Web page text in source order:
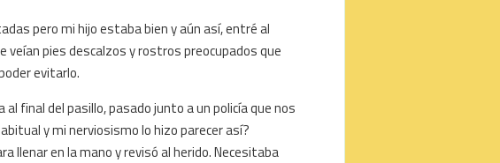
pero mi hijo estaba bien y aún así, entré al
pies descalzos y rostros preocupados que
evitarlo.
final del pasillo, pasado junto a un policía que nos
y mi nerviosismo lo hizo parecer así?
llenar en la mano y revisó al herido. Necesitaba